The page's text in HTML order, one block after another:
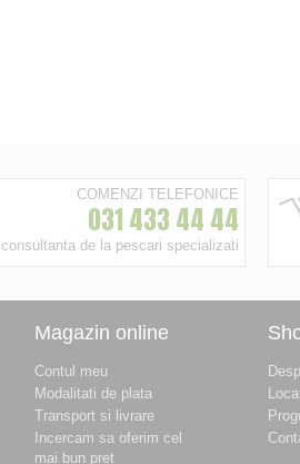
COMENZI TELEFONICE
031 433 44 44
consultanta de la pescari specializati
Magazin online
Contul meu
Modalitati de plata
Transport si livrare
Incercam sa oferim cel
mai bun pret